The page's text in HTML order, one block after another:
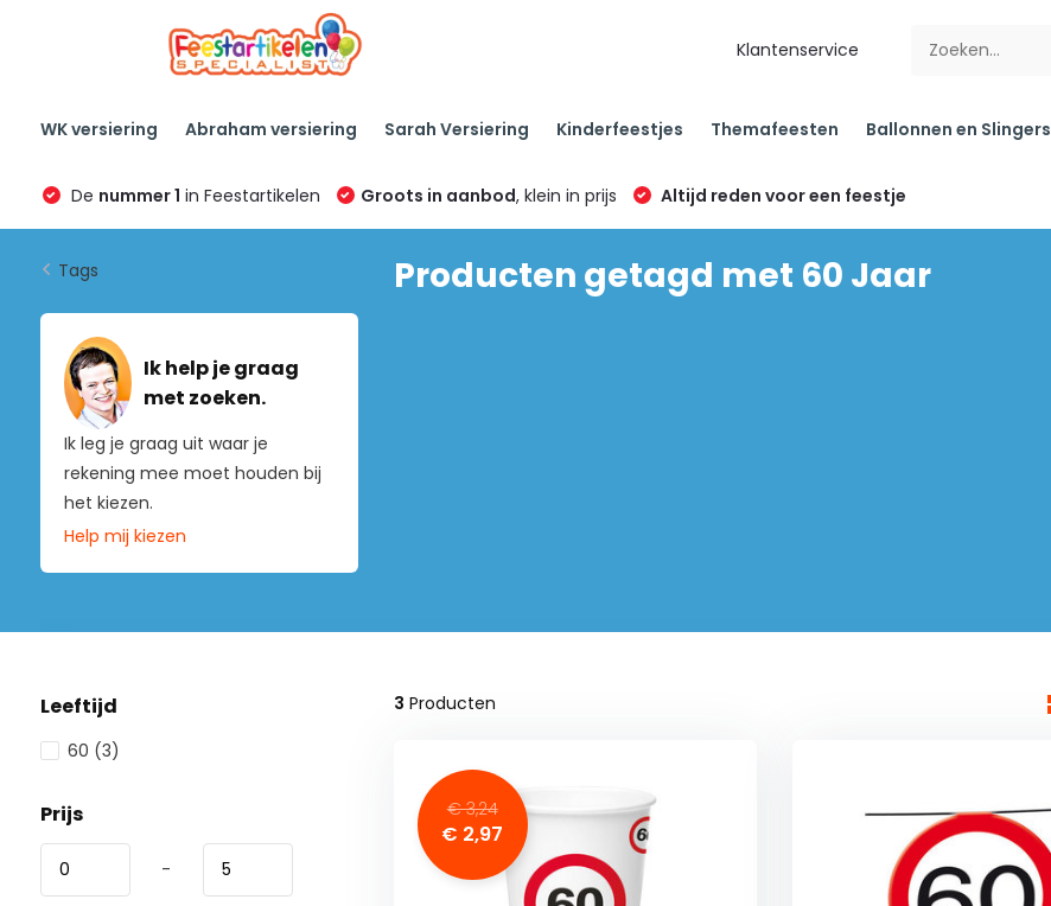
Klantenservice
WK versiering Abraham versiering Sarah Versiering Kinderfeestjes Themafeesten Ballonnen en Slingers
De nummer 1 in Feestartikelen Groots in aanbod, klein in prijs Altijd reden voor een feestje
Tags
Ik help je graag
met zoeken.
Ik leg je graag uit waar je
rekening mee moet houden bij
het kiezen.
Help mij kiezen
Producten getagd met 60 Jaar
Leeftijd
60 (3)
Prijs
-
3 Producten
€ 3,24
€ 2,97